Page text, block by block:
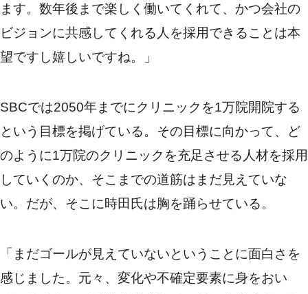
ます。数年後まで楽しく働いてくれて、かつ会社の
ビジョンに共感してくれる人を採用できることは本
望ですし嬉しいですね。」
SBCでは2050年までにクリニックを1万院開院する
という目標を掲げている。その目標に向かって、ど
のように1万院のクリニックを充足させる人材を採用
していくのか、そこまでの道筋はまだ見えていな
い。だが、そこに時田氏は胸を踊らせている。
「まだゴールが見えていないということに面白さを
感じました。元々、変化や不確定要素に身をおい